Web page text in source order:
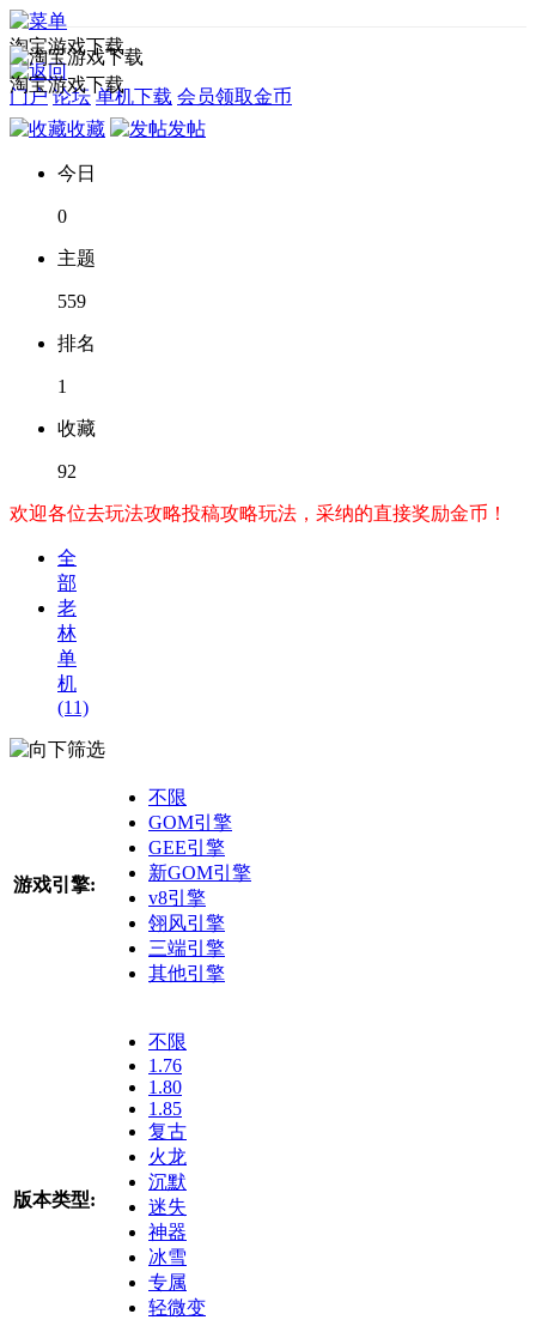
淘宝游戏下载
门户 论坛 单机下载 会员领取金币
淘宝游戏下载
收藏 发帖
今日
0
主题
559
排名
1
收藏
92
欢迎各位去玩法攻略投稿攻略玩法，采纳的直接奖励金币！
全
部
老
林
单
机
(11)
筛选
游戏引擎:
不限
GOM引擎
GEE引擎
新GOM引擎
v8引擎
翎风引擎
三端引擎
其他引擎
版本类型:
不限
1.76
1.80
1.85
复古
火龙
沉默
迷失
神器
冰雪
专属
轻微变